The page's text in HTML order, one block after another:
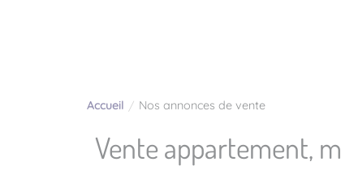
Accueil Nos annonces de vente
Vente appartement,